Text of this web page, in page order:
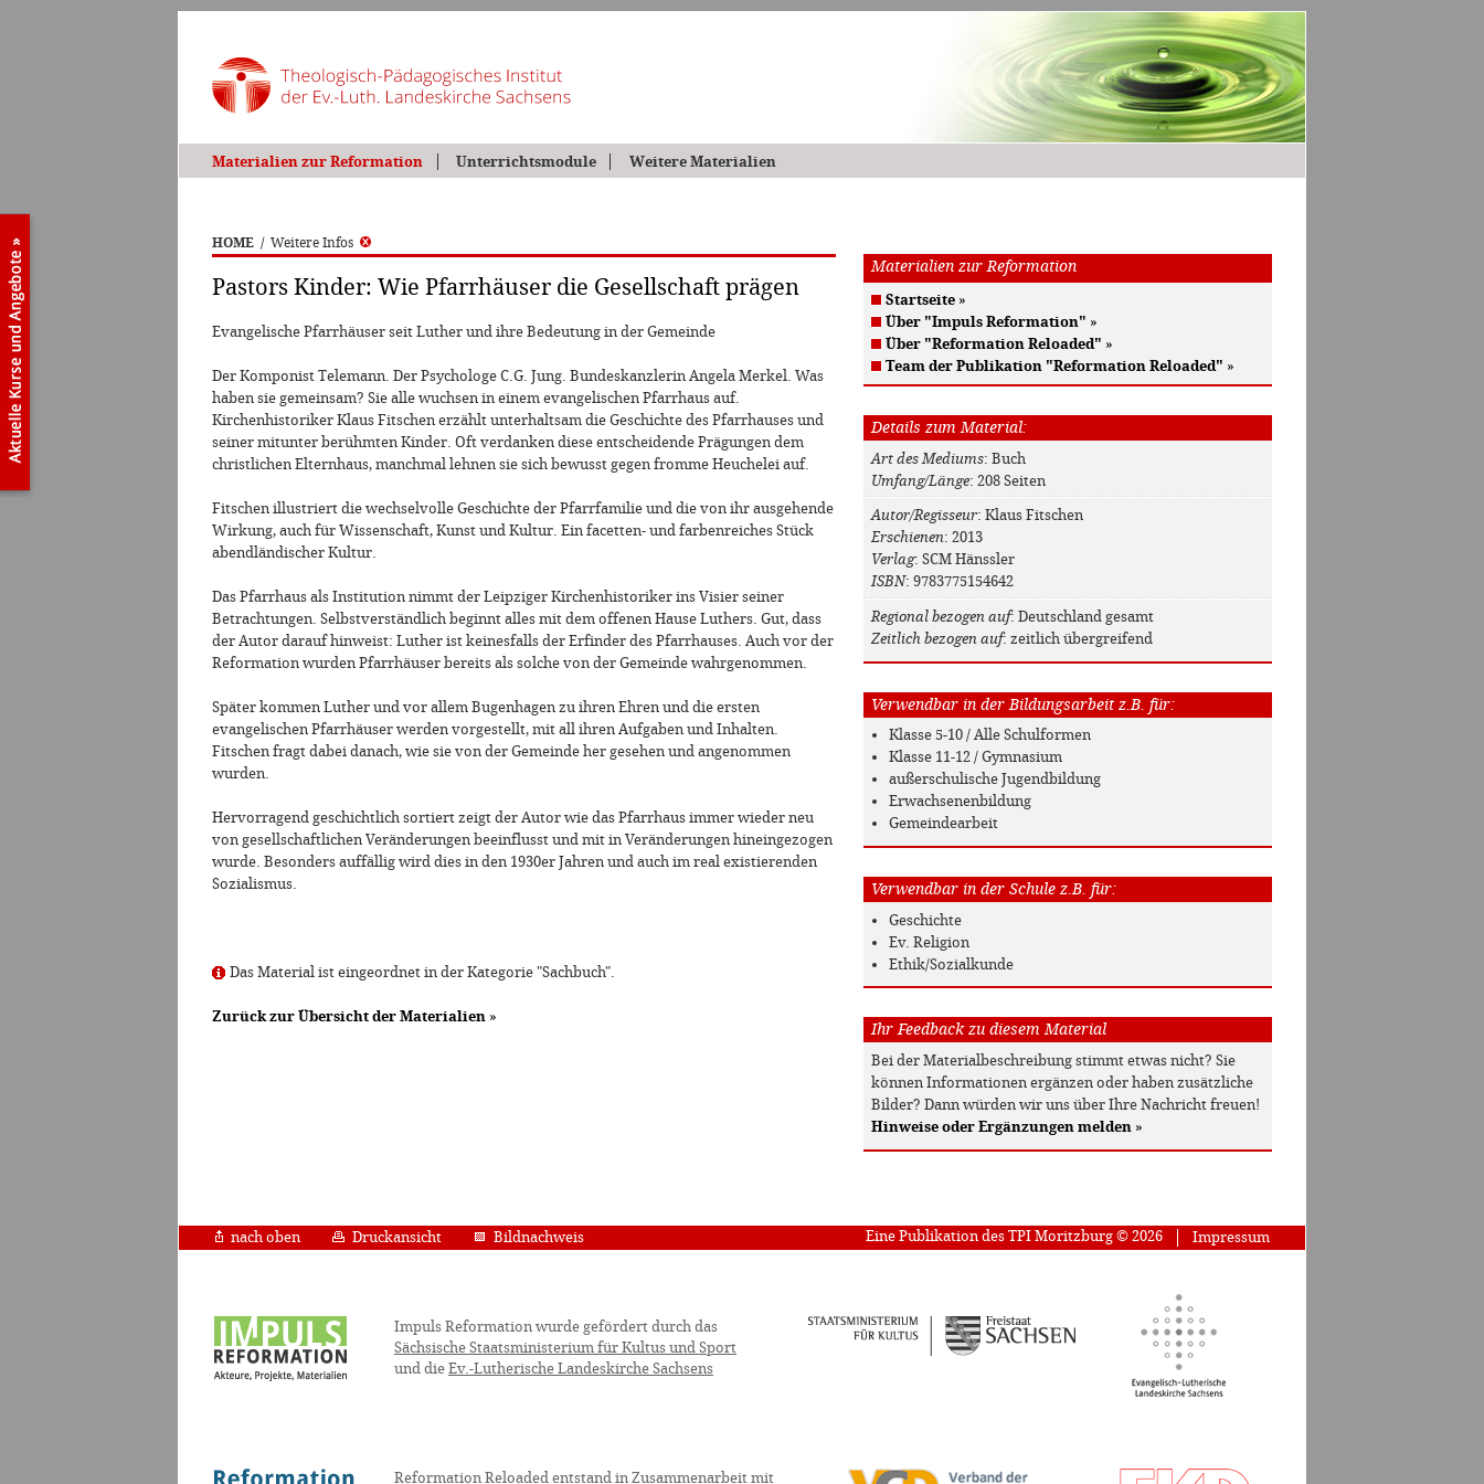
Materialien zur Reformation Unterrichtsmodule Weitere Materialien
HOME / Weitere Infos
Pastors Kinder: Wie Pfarrhäuser die Gesellschaft prägen
Evangelische Pfarrhäuser seit Luther und ihre Bedeutung in der Gemeinde
Der Komponist Telemann. Der Psychologe C.G. Jung. Bundeskanzlerin Angela Merkel. Was
haben sie gemeinsam? Sie alle wuchsen in einem evangelischen Pfarrhaus auf.
Kirchenhistoriker Klaus Fitschen erzählt unterhaltsam die Geschichte des Pfarrhauses und
seiner mitunter berühmten Kinder. Oft verdanken diese entscheidende Prägungen dem
christlichen Elternhaus, manchmal lehnen sie sich bewusst gegen fromme Heuchelei auf.
Fitschen illustriert die wechselvolle Geschichte der Pfarrfamilie und die von ihr ausgehende
Wirkung, auch für Wissenschaft, Kunst und Kultur. Ein facetten- und farbenreiches Stück
abendländischer Kultur.
Das Pfarrhaus als Institution nimmt der Leipziger Kirchenhistoriker ins Visier seiner
Betrachtungen. Selbstverständlich beginnt alles mit dem offenen Hause Luthers. Gut, dass
der Autor darauf hinweist: Luther ist keinesfalls der Erfinder des Pfarrhauses. Auch vor der
Reformation wurden Pfarrhäuser bereits als solche von der Gemeinde wahrgenommen.
Später kommen Luther und vor allem Bugenhagen zu ihren Ehren und die ersten
evangelischen Pfarrhäuser werden vorgestellt, mit all ihren Aufgaben und Inhalten.
Fitschen fragt dabei danach, wie sie von der Gemeinde her gesehen und angenommen
wurden.
Hervorragend geschichtlich sortiert zeigt der Autor wie das Pfarrhaus immer wieder neu
von gesellschaftlichen Veränderungen beeinflusst und mit in Veränderungen hineingezogen
wurde. Besonders auffällig wird dies in den 1930er Jahren und auch im real existierenden
Sozialismus.
Das Material ist eingeordnet in der Kategorie "Sachbuch".
Zurück zur Übersicht der Materialien »
Materialien zur Reformation
Startseite »
Über "Impuls Reformation" »
Über "Reformation Reloaded" »
Team der Publikation "Reformation Reloaded" »
Details zum Material:
Art des Mediums: Buch
Umfang/Länge: 208 Seiten
Autor/Regisseur: Klaus Fitschen
Erschienen: 2013
Verlag: SCM Hänssler
ISBN: 9783775154642
Regional bezogen auf: Deutschland gesamt
Zeitlich bezogen auf: zeitlich übergreifend
Verwendbar in der Bildungsarbeit z.B. für:
Klasse 5-10 / Alle Schulformen
Klasse 11-12 / Gymnasium
außerschulische Jugendbildung
Erwachsenenbildung
Gemeindearbeit
Verwendbar in der Schule z.B. für:
Geschichte
Ev. Religion
Ethik/Sozialkunde
Ihr Feedback zu diesem Material
Bei der Materialbeschreibung stimmt etwas nicht? Sie
können Informationen ergänzen oder haben zusätzliche
Bilder? Dann würden wir uns über Ihre Nachricht freuen!
Hinweise oder Ergänzungen melden »
Impressum
Eine Publikation des TPI Moritzburg © 2026
nach oben Druckansicht Bildnachweis
Impuls Reformation wurde gefördert durch das
Sächsische Staatsministerium für Kultus und Sport
und die Ev.-Lutherische Landeskirche Sachsens
Reformation Reloaded entstand in Zusammenarbeit mit